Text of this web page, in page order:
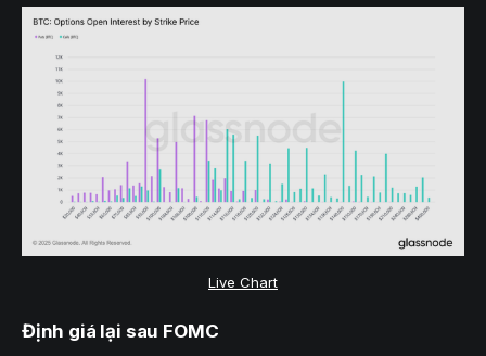
Live Chart
Định giá lại sau FOMC